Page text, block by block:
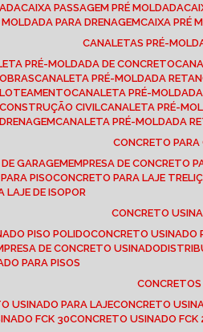
CAIXA PASSAGEM PRÉ MOLDADA
MOLDADA PARA DRENAGEM CAIXA PRÉ
CANALETAS PRÉ-
PRÉ-MOLDADA DE CONCRETO
CANALETA PRÉ-MOLDADA
LOTEAMENTO CANALETA PRÉ-
CIVIL CANALETA PRÉ-
CANALETA PRÉ-MOLDADA
CONCRETO
DE GARAGEM EMPRESA DE CONCRETO
PARA PISO CONCRETO PARA LAJE
LAJE DE ISOPOR
CONCRETO
PISO POLIDO CONCRETO USINADO
DE CONCRETO USINADO
PARA PISOS
USINADO PARA LAJE CONCRETO
FCK 30 CONCRETO USINADO FCK